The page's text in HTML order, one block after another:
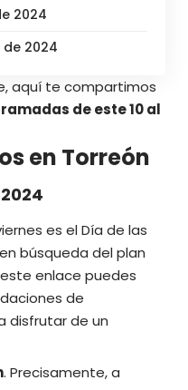
2024
de 2024
aquí te compartimos
de este 10 al
en Torreón
es el Día de las
búsqueda del plan
enlace puedes
de
disfrutar de un
. Precisamente, a